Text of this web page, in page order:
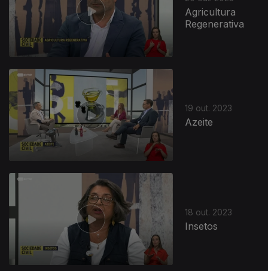
Agricultura
Regenerativa
19 out. 2023
Azeite
18 out. 2023
Insetos
722175